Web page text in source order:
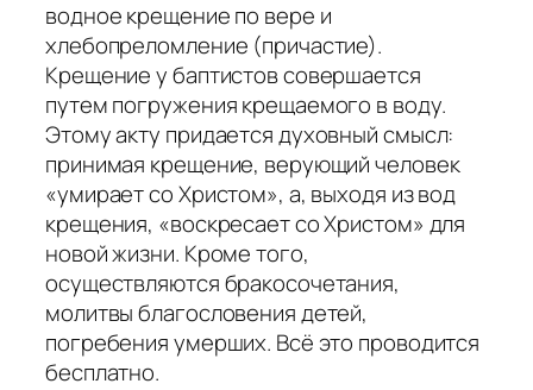
водное крещение по вере и
хлебопреломление (причастие).
Крещение у баптистов совершается
путем погружения крещаемого в воду.
Этому акту придается духовный смысл:
принимая крещение, верующий человек
«умирает со Христом», а, выходя из вод
крещения, «воскресает со Христом» для
новой жизни. Кроме того,
осуществляются бракосочетания,
молитвы благословения детей,
погребения умерших. Всё это проводится
бесплатно.